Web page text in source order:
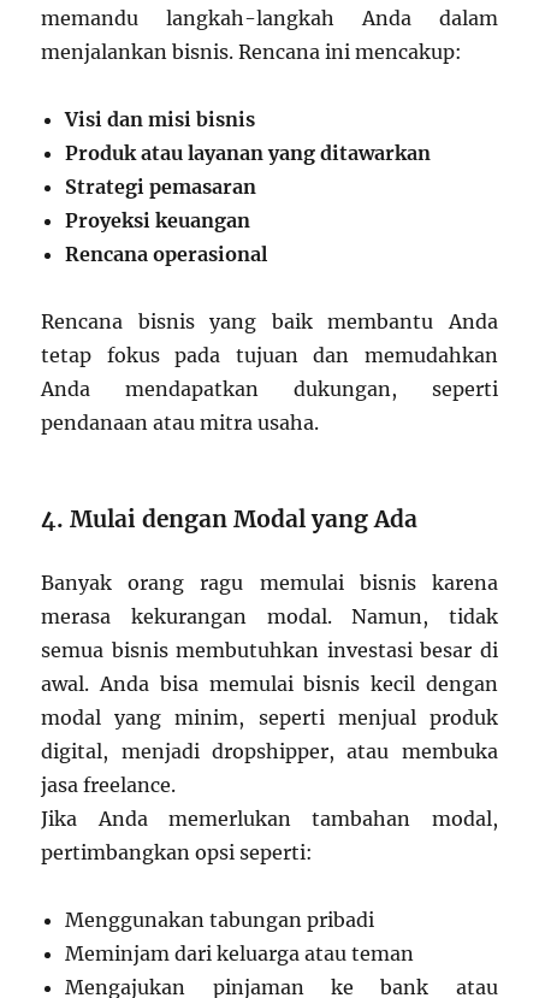
memandu langkah-langkah Anda dalam
menjalankan bisnis. Rencana ini mencakup:
Visi dan misi bisnis
Produk atau layanan yang ditawarkan
Strategi pemasaran
Proyeksi keuangan
Rencana operasional
Rencana bisnis yang baik membantu Anda
tetap fokus pada tujuan dan memudahkan
Anda mendapatkan dukungan, seperti
pendanaan atau mitra usaha.
4. Mulai dengan Modal yang Ada
Banyak orang ragu memulai bisnis karena
merasa kekurangan modal. Namun, tidak
semua bisnis membutuhkan investasi besar di
awal. Anda bisa memulai bisnis kecil dengan
modal yang minim, seperti menjual produk
digital, menjadi dropshipper, atau membuka
jasa freelance.
Jika Anda memerlukan tambahan modal,
pertimbangkan opsi seperti:
Menggunakan tabungan pribadi
Meminjam dari keluarga atau teman
Mengajukan pinjaman ke bank atau